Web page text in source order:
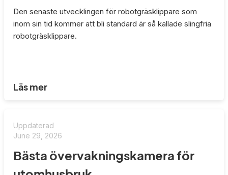
Den senaste utvecklingen för robotgräsklippare som
inom sin tid kommer att bli standard är så kallade slingfria
robotgräsklippare.
Läs mer
Uppdaterad
June 29, 2026
Bästa övervakningskamera för